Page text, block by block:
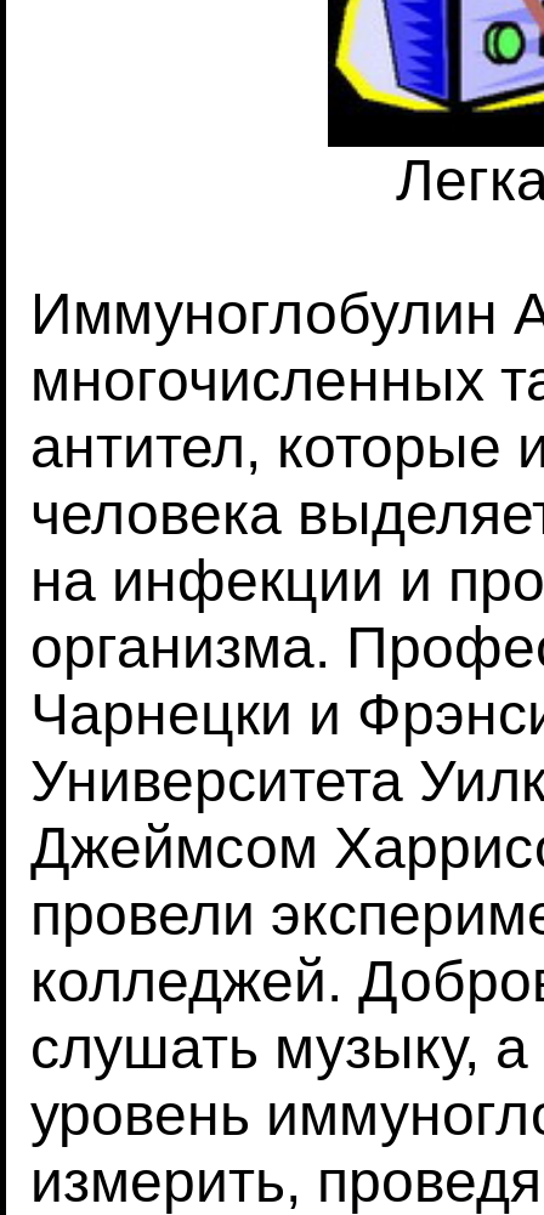
Иммуноглобулин
многочисленных
антител, которые
человека
на инфекции и
организма.
Чарнецки и
Университета
Джеймсом
провели
колледжей.
слушать музыку,
уровень
измерить,